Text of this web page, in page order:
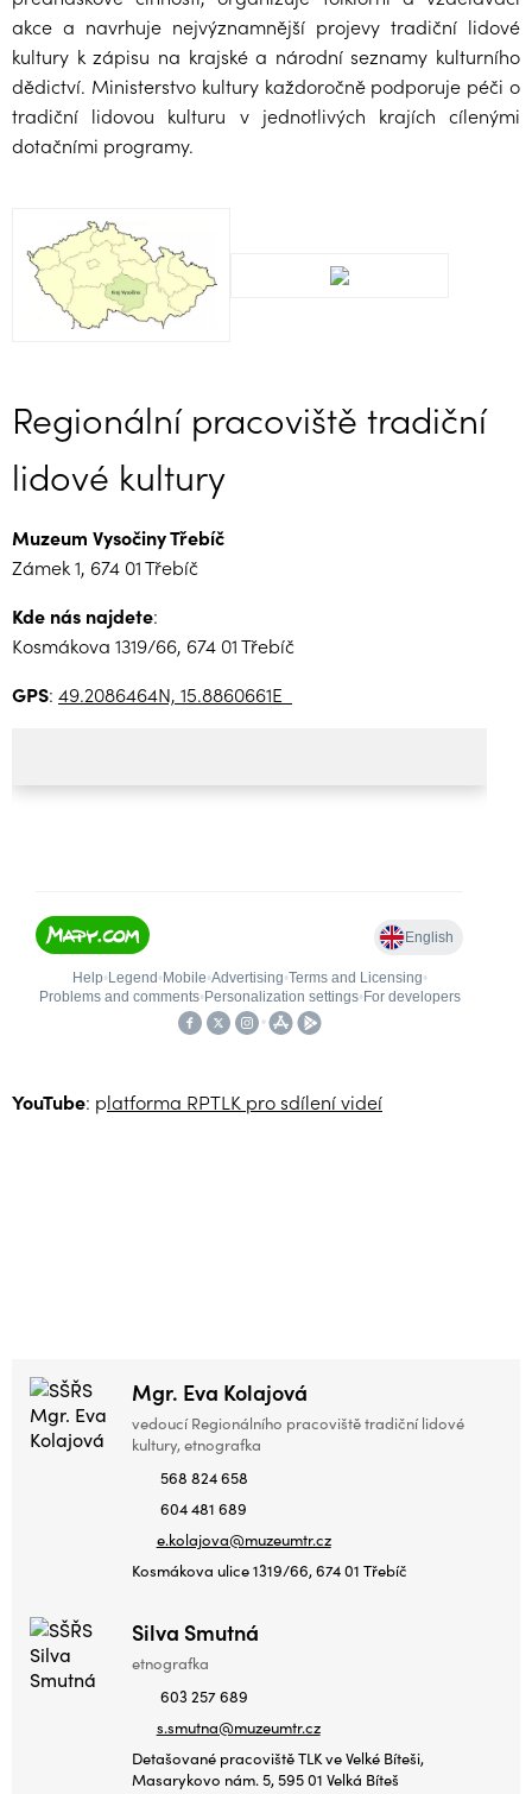
akce a navrhuje nejvýznamnější projevy tradiční lidové
kultury k zápisu na krajské a národní seznamy kulturního
dědictví. Ministerstvo kultury každoročně podporuje péči o
tradiční lidovou kulturu v jednotlivých krajích cílenými
dotačními programy.
Regionální pracoviště tradiční
lidové kultury
Muzeum Vysočiny Třebíč
Zámek 1, 674 01 Třebíč
Kde nás najdete:
Kosmákova 1319/66, 674 01 Třebíč
GPS: 49.2086464N, 15.8860661E
YouTube: platforma RPTLK pro sdílení videí
Mgr. Eva Kolajová
vedoucí Regionálního pracoviště tradiční lidové
kultury, etnografka
568 824 658
604 481 689
e.kolajova@muzeumtr.cz
Kosmákova ulice 1319/66, 674 01 Třebíč
Silva Smutná
etnografka
603 257 689
s.smutna@muzeumtr.cz
Detašované pracoviště TLK ve Velké Bíteši,
Masarykovo nám. 5, 595 01 Velká Bíteš